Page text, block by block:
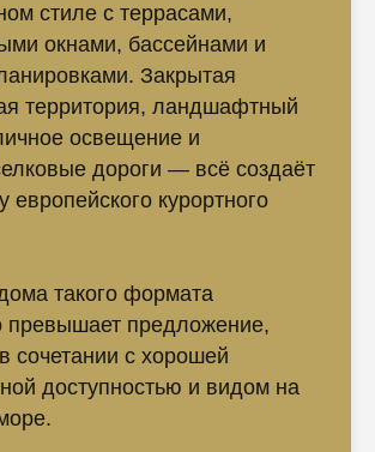
стиле с террасами,
окнами, бассейнами и
Закрытая
территория, ландшафтный
освещение и
дороги — всё создаёт
европейского курортного
такого формата
превышает предложение,
сочетании с хорошей
доступностью и видом на